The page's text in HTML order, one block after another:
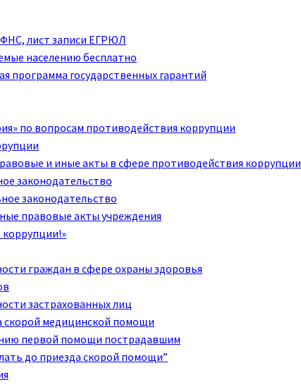
лист записи ЕГРЮЛ
населению бесплатно
программа государственных гарантий
по вопросам противодействия коррупции
и иные акты в сфере противодействия коррупции
законодательство
законодательство
правовые акты учреждения
граждан в сфере охраны здоровья
застрахованных лиц
скорой медицинской помощи
первой помощи пострадавшим
до приезда скорой помощи”